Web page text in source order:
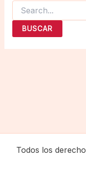
Buscar
por:
Todos los